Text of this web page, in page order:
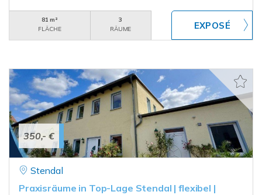
81 m²
FLÄCHE
3
RÄUME
350,- €
Stendal
Praxisräume in Top-Lage Stendal | flexibel |